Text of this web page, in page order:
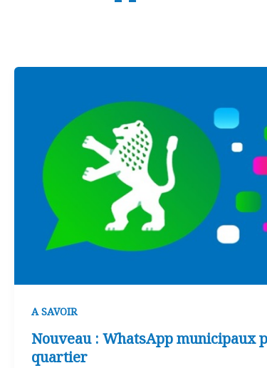
A SAVOIR
Nouveau : WhatsApp municipaux
quartier